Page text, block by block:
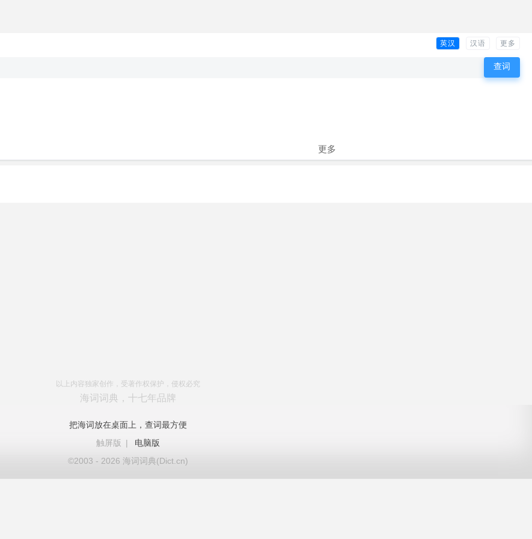
英汉 汉语 更多
更多
以上内容独家创作，受著作权保护，侵权必究
海词词典，十七年品牌
把海词放在桌面上，查词最方便
触屏版
|
电脑版
©2003 - 2026 海词词典(Dict.cn)